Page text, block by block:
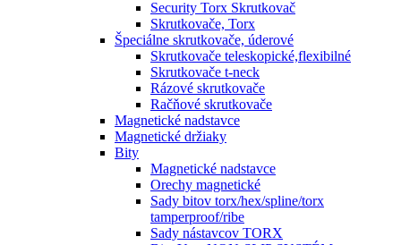
Security Torx Skrutkovač
Skrutkovače, Torx
Špeciálne skrutkovače, úderové
Skrutkovače teleskopické,flexibilné
Skrutkovače t-neck
Rázové skrutkovače
Račňové skrutkovače
Magnetické nadstavce
Magnetické držiaky
Bity
Magnetické nadstavce
Orechy magnetické
Sady bitov torx/hex/spline/torx
tamperproof/ribe
Sady nástavcov TORX